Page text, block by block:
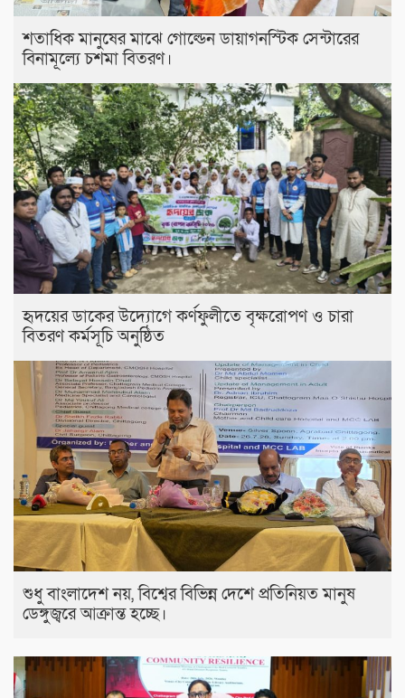
শতাধিক মানুষের মাঝে গোল্ডেন ডায়াগনস্টিক সেন্টারের
বিনামূল্যে চশমা বিতরণ।
হৃদয়ের ডাকের উদ্যোগে কর্ণফুলীতে বৃক্ষরোপণ ও চারা
বিতরণ কর্মসূচি অনুষ্ঠিত
শুধু বাংলাদেশ নয়, বিশ্বের বিভিন্ন দেশে প্রতিনিয়ত মানুষ
ডেঙ্গুজ্বরে আক্রান্ত হচ্ছে।